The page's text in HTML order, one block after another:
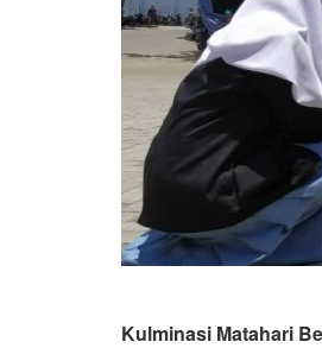
Kulminasi Matahari